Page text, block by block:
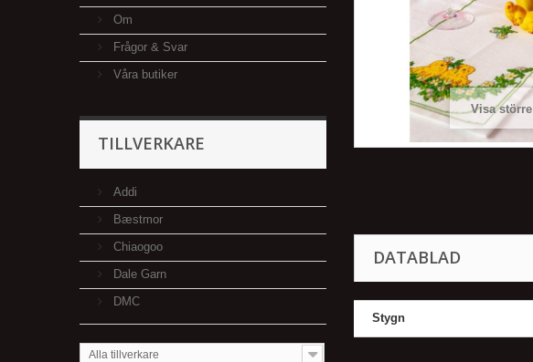
Om
Frågor & Svar
Våra butiker
TILLVERKARE
Addi
Bæstmor
Chiaogoo
Dale Garn
DMC
Alla tillverkare
Visa större
DATABLAD
Stygn